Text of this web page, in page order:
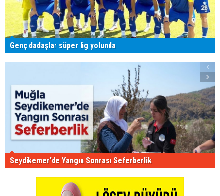
Genç dadaşlar süper lig yolunda
Seydikemer'de Yangın Sonrası Seferberlik